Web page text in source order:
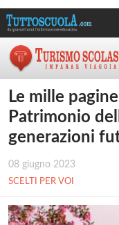
Le mille
Patrimonio
generazioni
08 giugno 2023
SCELTI PER VOI